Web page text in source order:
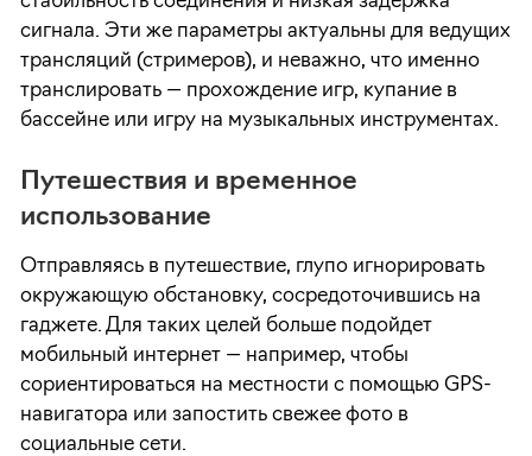
сигнала. Эти же параметры актуальны для ведущих
трансляций (стримеров), и неважно, что именно
транслировать — прохождение игр, купание в
бассейне или игру на музыкальных инструментах.
Путешествия и временное
использование
Отправляясь в путешествие, глупо игнорировать
окружающую обстановку, сосредоточившись на
гаджете. Для таких целей больше подойдет
мобильный интернет — например, чтобы
сориентироваться на местности с помощью GPS-
навигатора или запостить свежее фото в
социальные сети.